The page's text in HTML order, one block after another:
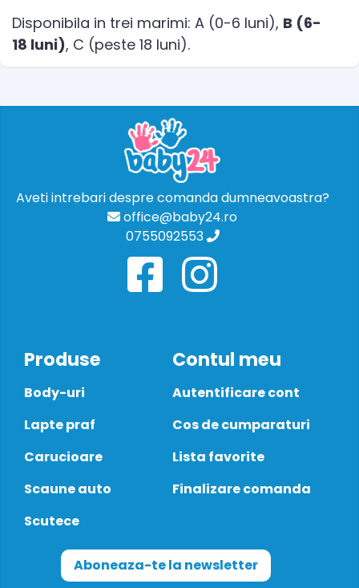
Disponibila in trei marimi: A (0-6 luni), B (6-
18 luni), C (peste 18 luni).
Aveti intrebari despre comanda dumneavoastra?
office@baby24.ro
0755092553
Produse
Body-uri
Lapte praf
Carucioare
Scaune auto
Scutece
Contul meu
Autentificare cont
Cos de cumparaturi
Lista favorite
Finalizare comanda
Aboneaza-te la newsletter